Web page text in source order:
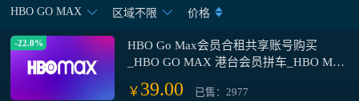
HBO GO MAX 区域不限 价格
-22.0%
HBO Go Max会员合租共享账号购买
_HBO GO MAX 港台会员拼车_HBO Max
￥ 39.00 已售：2977